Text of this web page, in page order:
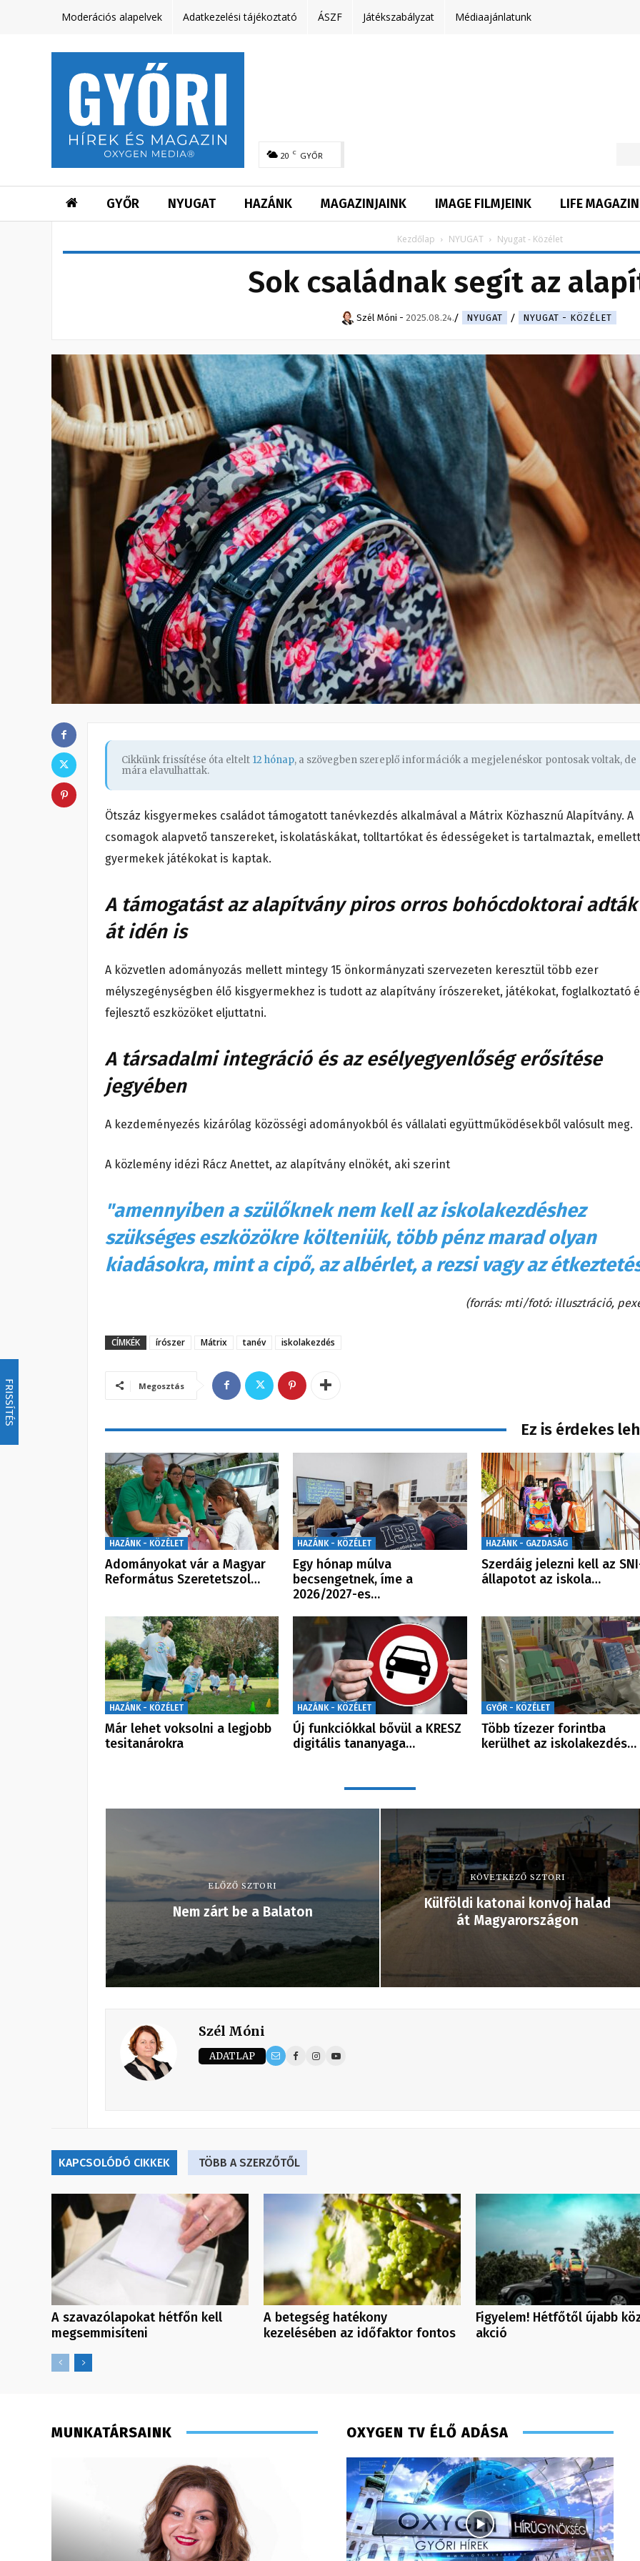
FRISSÍTÉS
Moderációs alapelvek Adatkezelési tájékoztató ÁSZF Játékszabályzat Médiaajánlatunk
20 C GYŐR
GYŐR NYUGAT HAZÁNK MAGAZINJAINK IMAGE FILMJEINK LIFE MAGAZIN
Kezdőlap NYUGAT Nyugat - Közélet
Sok családnak segít az
Szél Móni - 2025.08.24. NYUGAT NYUGAT - KÖZÉLET
Cikkünk frissítése óta eltelt 12 hónap, a szövegben szereplő információk a megjelenéskor pontosak voltak, de
mára elavulhattak.
Ötszáz kisgyermekes családot támogatott tanévkezdés alkalmával a Mátrix Közhasznú Alapítvány. A
csomagok alapvető tanszereket, iskolatáskákat, tolltartókat és édességeket is tartalmaztak,
gyermekek játékokat is kaptak.
A támogatást az alapítvány piros orros bohócdoktorai adták
át idén is
A közvetlen adományozás mellett mintegy 15 önkormányzati szervezeten keresztül több ezer
mélyszegénységben élő kisgyermekhez is tudott az alapítvány írószereket, játékokat, foglalkoztató
fejlesztő eszközöket eljuttatni.
A társadalmi integráció és az esélyegyenlőség erősítése
jegyében
A kezdeményezés kizárólag közösségi adományokból és vállalati együttműködésekből valósult meg.
A közlemény idézi Rácz Anettet, az alapítvány elnökét, aki szerint
"amennyiben a szülőknek nem kell az iskolakezdéshez
szükséges eszközökre költeniük, több pénz marad olyan
kiadásokra, mint a cipő, az albérlet, a rezsi vagy az
(forrás: mti/fotó: illusztráció,
CÍMKÉK írószer Mátrix tanév iskolakezdés
Megosztás
Ez is érdekes
HAZÁNK - KÖZÉLET
Adományokat vár a Magyar
Református Szeretetszol…
HAZÁNK - KÖZÉLET
Egy hónap múlva
becsengetnek, íme a
2026/2027-es…
HAZÁNK - GAZDASÁG
Szerdáig jelezni kell az
állapotot az iskola…
HAZÁNK - KÖZÉLET
Már lehet voksolni a legjobb
tesitanárokra
HAZÁNK - KÖZÉLET
Új funkciókkal bővül a KRESZ
digitális tananyaga…
GYŐR - KÖZÉLET
Több tízezer forintba
kerülhet az iskolakezdés…
ELŐZŐ SZTORI
Nem zárt be a Balaton
KÖVETKEZŐ SZTORI
Külföldi katonai konvoj halad
át Magyarországon
Szél Móni
ADATLAP
KAPCSOLÓDÓ CIKKEK TÖBB A SZERZŐTŐL
A szavazólapokat hétfőn kell
megsemmisíteni
A betegség hatékony
kezelésében az időfaktor fontos
Figyelem! Hétfőtől újabb
akció
MUNKATÁRSAINK OXYGEN TV ÉLŐ ADÁSA